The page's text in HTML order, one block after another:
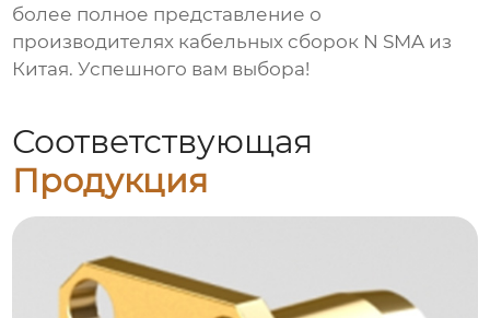
более полное представление о
производителях кабельных сборок N SMA из
Китая. Успешного вам выбора!
Соответствующая
Продукция